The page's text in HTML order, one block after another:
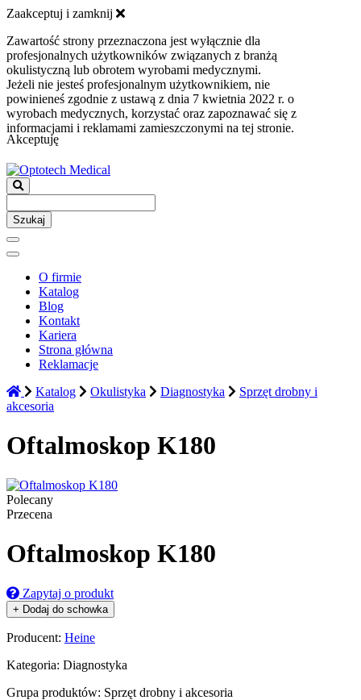
Zaakceptuj i zamknij
Zawartość strony przeznaczona jest wyłącznie dla
profesjonalnych użytkowników związanych z branżą
okulistyczną lub obrotem wyrobami medycznymi.
Jeżeli nie jesteś profesjonalnym użytkownikiem, nie
powinieneś zgodnie z ustawą z dnia 7 kwietnia 2022 r. o
wyrobach medycznych, korzystać oraz zapoznawać się z
informacjami i reklamami zamieszczonymi na tej stronie.
Akceptuję
Szukaj
O firmie
Katalog
Blog
Kontakt
Kariera
Strona główna
Reklamacje
Katalog
Okulistyka Diagnostyka
Sprzęt drobny i
akcesoria
Oftalmoskop K180
Polecany
Przecena
Oftalmoskop K180
Zapytaj o produkt
+ Dodaj do schowka
Producent: Heine
Kategoria: Diagnostyka
Grupa produktów: Sprzęt drobny i akcesoria